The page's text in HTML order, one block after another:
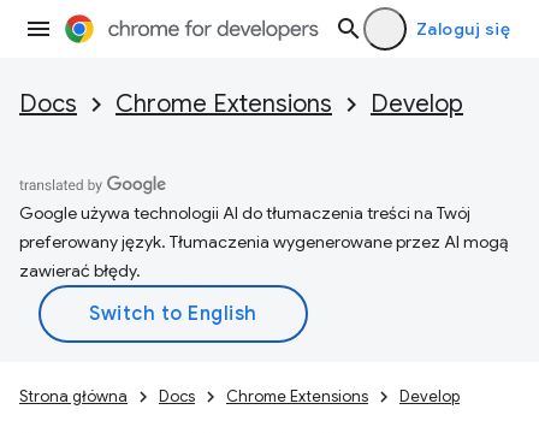
Zaloguj się
Docs Chrome Extensions Develop
Google używa technologii AI do tłumaczenia treści na Twój
preferowany język. Tłumaczenia wygenerowane przez AI mogą
zawierać błędy.
Strona główna Docs Chrome Extensions Develop